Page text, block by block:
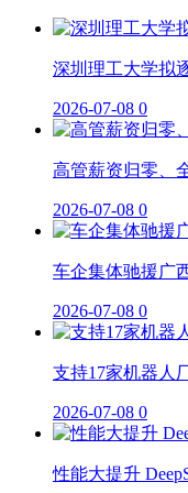
深圳理工大学拟
2026-07-08 0
高管薪资归零、
2026-07-08 0
车企集体驰援广
2026-07-08 0
支持17家机器人
2026-07-08 0
性能大提升